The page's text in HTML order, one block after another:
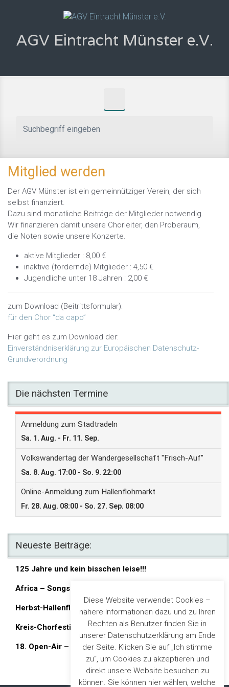
Zum Hauptinhalt springen
AGV Eintracht Münster e.V.
Mitglied werden
Der AGV Münster ist ein gemeinnütziger Verein, der sich
selbst finanziert.
Dazu sind monatliche Beiträge der Mitglieder notwendig.
Wir finanzieren damit unsere Chorleiter, den Proberaum,
die Noten sowie unsere Konzerte.
aktive Mitglieder : 8,00 €
inaktive (fördernde) Mitglieder : 4,50 €
Jugendliche unter 18 Jahren : 2,00 €
zum Download (Beitrittsformular):
für den Chor “da capo”
Hier geht es zum Download der:
Einverständniserklärung zur Europäischen Datenschutz-
Grundverordnung
Die nächsten Termine
Neueste Beiträge:
125 Jahre und kein bisschen leise!!!
Africa – Songs & Legends
Herbst-Hallenflohmarkt in der Gersprenzhalle
Kreis-Chorfestival in Groß-Zimmern
18. Open-Air – “So klingt der Sommer”
Diese Website verwendet Cookies –
nähere Informationen dazu und zu Ihren
Rechten als Benutzer finden Sie in
unserer Datenschutzerklärung am Ende
der Seite. Klicken Sie auf „Ich stimme
zu“, um Cookies zu akzeptieren und
direkt unsere Website besuchen zu
können. Sie können hier wählen, welche